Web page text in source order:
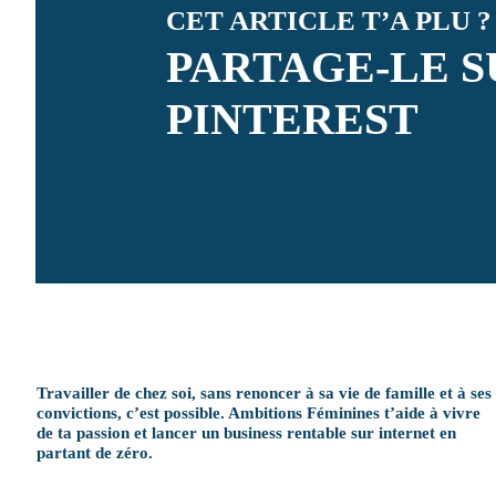
CET ARTICLE T’A PLU ?
PARTAGE-LE
PINTEREST
Travailler de chez soi, sans renoncer à sa vie de famille et à ses
convictions, c’est possible. Ambitions Féminines t’aide à vivre
de ta passion et lancer un business rentable sur internet en
partant de zéro.